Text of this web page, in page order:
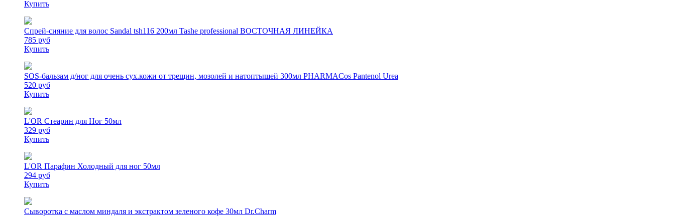
Купить
Спрей-сияние для волос Sandal tsh116 200мл Tashe professional ВОСТОЧНАЯ ЛИНЕЙКА
785 руб
Купить
SOS-бальзам д/ног для очень сух.кожи от трещин, мозолей и натоптышей 300мл PHARMACos Pantenol Urea
520 руб
Купить
L'OR Стеарин для Ног 50мл
329 руб
Купить
L'OR Парафин Холодный для ног 50мл
294 руб
Купить
Сыворотка с маслом миндаля и экстрактом зеленого кофе 30мл Dr.Charm